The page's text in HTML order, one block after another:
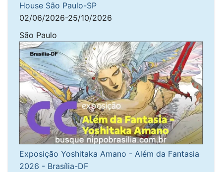
House São Paulo-SP
02/06/2026-25/10/2026
São Paulo
Exposição Yoshitaka Amano - Além da Fantasia
2026 - Brasília-DF